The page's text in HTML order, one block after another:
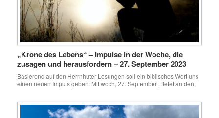
„Krone des Lebens“ – Impulse in der Woche, die
zusagen und herausfordern – 27. September 2023
Basierend auf den Herrnhuter Losungen soll ein biblisches Wort uns
einen neuen Impuls geben: Mittwoch, 27. September „Betet an den,
Jesaja. Obwohl das generell nicht so ein fröhliches Buch ist, gibt es
ein paar sehr […]